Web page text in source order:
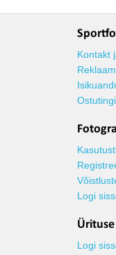
Kontakt
Reklaam
Logi
Logi